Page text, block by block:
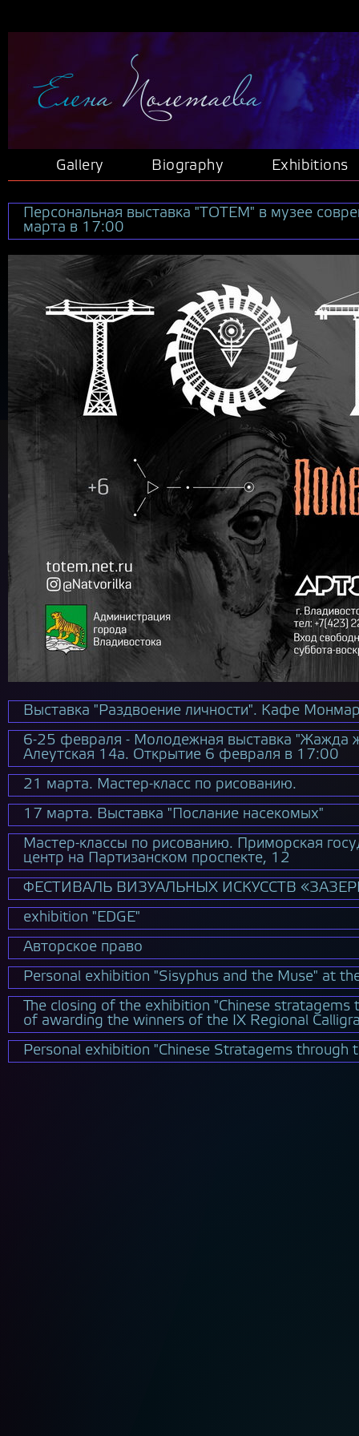
Gallery Biography Exhibitions
Персональная выставка "ТОТЕМ" в музее
марта в 17:00
Выставка "Раздвоение личности". Кафе
6-25 февраля - Молодежная выставка "Жажда
Алеутская 14а. Открытие 6 февраля в 17:00
21 марта. Мастер-класс по рисованию.
17 марта. Выставка "Послание насекомых"
Мастер-классы по рисованию. Приморская
центр на Партизанском проспекте, 12
ФЕСТИВАЛЬ ВИЗУАЛЬНЫХ ИСКУССТВ
exhibition "EDGE"
Авторское право
Personal exhibition "Sisyphus and the Muse" at
The closing of the exhibition "Chinese
of awarding the winners of the IX Regional
Personal exhibition "Chinese Stratagems through